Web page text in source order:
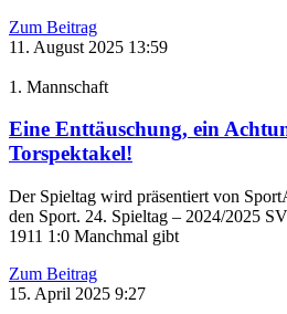
Zum Beitrag
11. August 2025 13:59
1. Mannschaft
Eine Enttäuschung, ein
Torspektakel!
Der Spieltag wird präsentiert von
den Sport. 24. Spieltag – 2024/2025
1911 1:0 Manchmal gibt
Zum Beitrag
15. April 2025 9:27